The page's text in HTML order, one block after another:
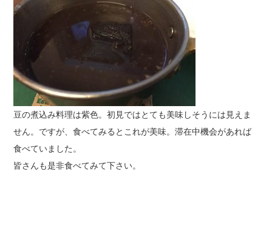
豆の煮込み料理は紫色。初見ではとても美味しそうには見えま
せん。ですが、食べてみるとこれが美味。滞在中機会があれば
食べていました。
皆さんも是非食べてみて下さい。